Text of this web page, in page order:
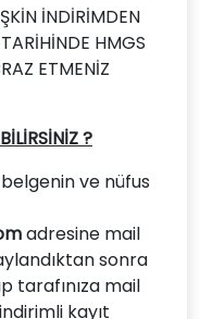
İNDİRİMDEN
HMGS
ETMENİZ
?
ve nüfus
adresine mail
sonra
tarafınıza mail
kayıt